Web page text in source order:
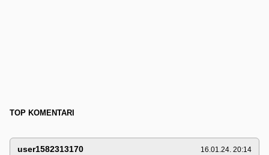
TOP KOMENTARI
user1582313170 16.01.24. 20:14